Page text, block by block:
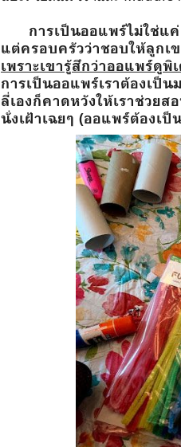
การเป็นออแพร์ไม่ใช่แค่เ
แต่ครอบครัวว่าชอบให้ลูกเ
เพราะเขารู้สึกว่าออแพร์ดูพิ
การเป็นออแพร์เราต้องเป็น
ลี่เองก็คาดหวังให้เราช่วย
นั่งเฝ้าเฉยๆ (ออแพร์ต้องเป็